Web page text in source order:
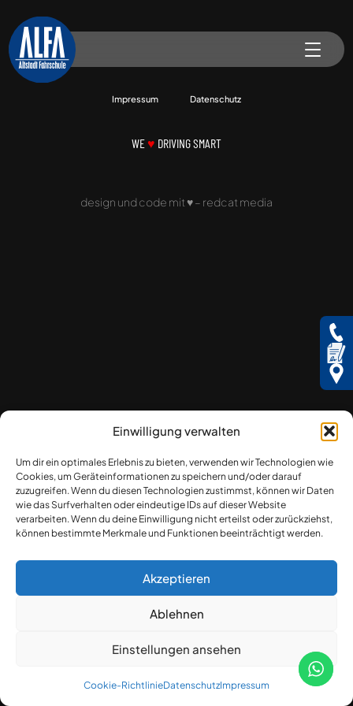
Einwilligung verwalten
Um dir ein optimales Erlebnis zu bieten, verwenden wir Technologien wie
Cookies, um Geräteinformationen zu speichern und/oder darauf
zuzugreifen. Wenn du diesen Technologien zustimmst, können wir Daten
wie das Surfverhalten oder eindeutige IDs auf dieser Website
verarbeiten. Wenn du deine Einwilligung nicht erteilst oder zurückziehst,
können bestimmte Merkmale und Funktionen beeinträchtigt werden.
Akzeptieren
Ablehnen
Einstellungen ansehen
Cookie-RichtlinieDatenschutzImpressum
Impressum Datenschutz
WE♥ DRIVING SMART
design und code mit♥– redcat media